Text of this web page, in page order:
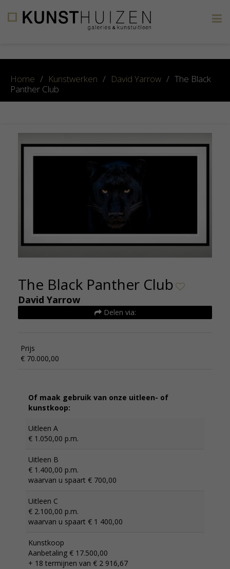
Home / Kunstwerken / David Yarrow / The Black
Panther Club
The Black Panther Club
David Yarrow
Delen via:
Prijs
€ 70.000,00
Of maak gebruik van onze uitleen- of
kunstkoop:
Uitleen A
€ 1.050,00 p.m.
Uitleen B
€ 1.400,00 p.m.
waarvan u spaart € 700,00
Uitleen C
€ 2.100,00 p.m.
waarvan u spaart € 1 400,00
Kunstkoop
Aanbetaling € 17.500,00
+ 18 termijnen van € 2 916,67